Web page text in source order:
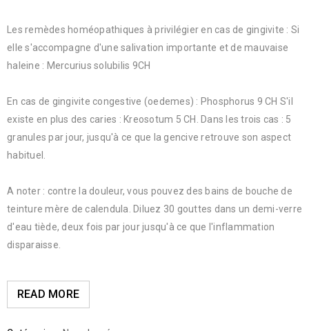
Les remèdes homéopathiques à privilégier en cas de gingivite : Si
elle s'accompagne d'une salivation importante et de mauvaise
haleine : Mercurius solubilis 9CH
En cas de gingivite congestive (oedemes) : Phosphorus 9 CH S'il
existe en plus des caries : Kreosotum 5 CH. Dans les trois cas : 5
granules par jour, jusqu'à ce que la gencive retrouve son aspect
habituel.
A noter : contre la douleur, vous pouvez des bains de bouche de
teinture mère de calendula. Diluez 30 gouttes dans un demi-verre
d'eau tiède, deux fois par jour jusqu'à ce que l'inflammation
disparaisse.
READ MORE